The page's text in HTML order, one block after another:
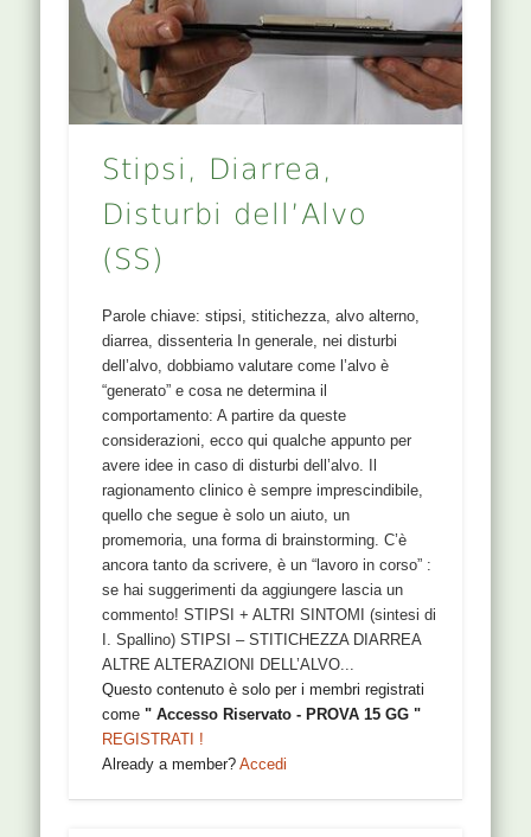
Stipsi, Diarrea,
Disturbi dell’Alvo
(SS)
Parole chiave: stipsi, stitichezza, alvo alterno,
diarrea, dissenteria In generale, nei disturbi
dell’alvo, dobbiamo valutare come l’alvo è
“generato” e cosa ne determina il
comportamento: A partire da queste
considerazioni, ecco qui qualche appunto per
avere idee in caso di disturbi dell’alvo. Il
ragionamento clinico è sempre imprescindibile,
quello che segue è solo un aiuto, un
promemoria, una forma di brainstorming. C’è
ancora tanto da scrivere, è un “lavoro in corso” :
se hai suggerimenti da aggiungere lascia un
commento! STIPSI + ALTRI SINTOMI (sintesi di
I. Spallino) STIPSI – STITICHEZZA DIARREA
ALTRE ALTERAZIONI DELL’ALVO...
Questo contenuto è solo per i membri registrati
come" Accesso Riservato - PROVA 15 GG "
REGISTRATI !
Already a member?Accedi